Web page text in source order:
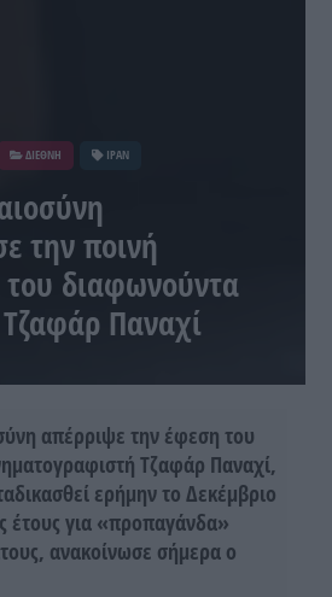
ΔΙΕΘΝΗ ΙΡΑΝ
την ποινή
διαφωνούντα
Παναχί
απέρριψε την έφεση του
Τζαφάρ Παναχί,
ερήμην το Δεκέμβριο
έτους για «προπαγάνδα»
ανακοίνωσε σήμερα ο